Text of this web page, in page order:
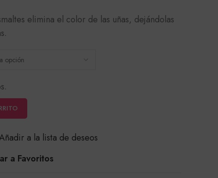
precios:
desde
hasta
elimina el color de las uñas, dejándolas
a la lista de deseos
a Favoritos